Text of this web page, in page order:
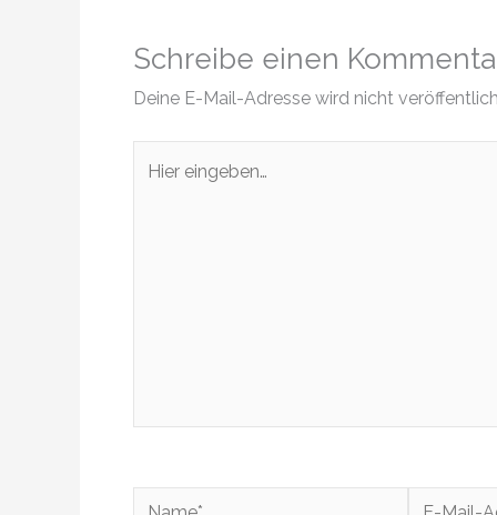
Schreibe einen
Deine E-Mail-Adresse wird nicht
eingeben…
Name*
E-